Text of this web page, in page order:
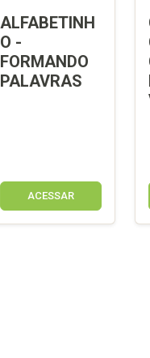
ALFABETINH
O -
FORMANDO
PALAVRAS
ACESSAR